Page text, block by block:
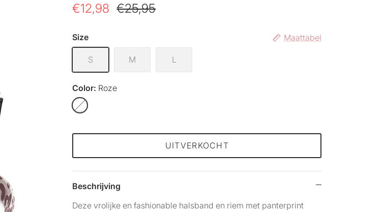
€12,98 €25,95
Size Maattabel
S M L
Color Roze
Roze
UITVERKOCHT
Beschrijving
Deze vrolijke en fashionable halsband en riem met panterprint